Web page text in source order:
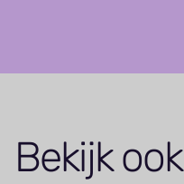
Bekijk ook